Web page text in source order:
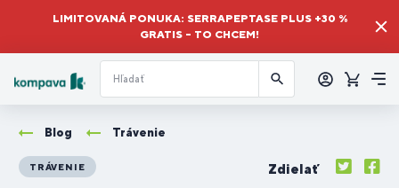
LIMITOVANÁ PONUKA: SERRAPEPTASE PLUS +30 %
GRATIS – TO CHCEM!
sa
Košík
Blog Trávenie
TRÁVENIE Zdielať